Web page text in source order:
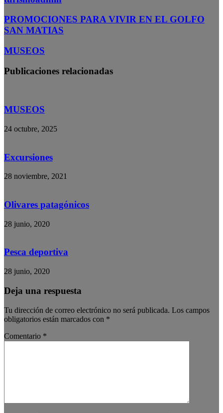
PROMOCIONES PARA VIVIR EN EL GOLFO
SAN MATIAS
MUSEOS
Publicaciones relacionadas
MUSEOS
24 octubre, 2025
Excursiones
28 noviembre, 2021
Olivares patagónicos
28 junio, 2020
Pesca deportiva
28 junio, 2020
Deja una respuesta
Tu dirección de correo electrónico no será publicada. Los campos
obligatorios están marcados con *
Comentario *